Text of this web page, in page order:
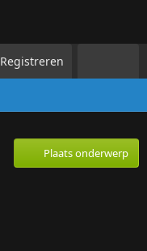
Alle katten
Registreren
Plaats onderwerp